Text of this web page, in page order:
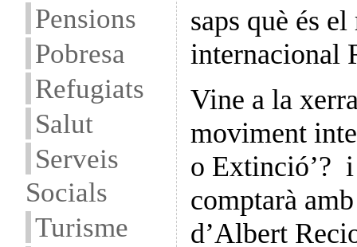
Pensions
Pobresa
Refugiats
Salut
Serveis
Socials
Turisme
saps què és
internacional
Vine a la
moviment
o Extinció’? i
comptarà
d’Albert